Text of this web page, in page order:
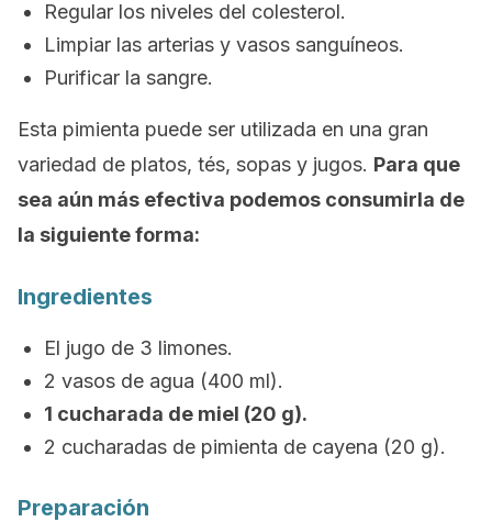
Regular los niveles del colesterol.
Limpiar las arterias y vasos sanguíneos.
Purificar la sangre.
Esta pimienta puede ser utilizada en una gran
variedad de platos, tés, sopas y jugos. Para que
sea aún más efectiva podemos consumirla de
la siguiente forma:
Ingredientes
El jugo de 3 limones.
2 vasos de agua (400 ml).
1 cucharada de miel (20 g).
2 cucharadas de pimienta de cayena (20 g).
Preparación